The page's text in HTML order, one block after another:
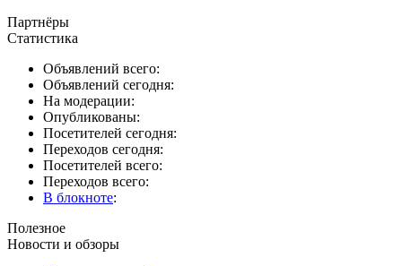
Партнёры
Статистика
Объявлений всего:
Объявлений сегодня:
На модерации:
Опубликованы:
Посетителей сегодня:
Переходов сегодня:
Посетителей всего:
Переходов всего:
В блокноте:
Полезное
Новости и обзоры